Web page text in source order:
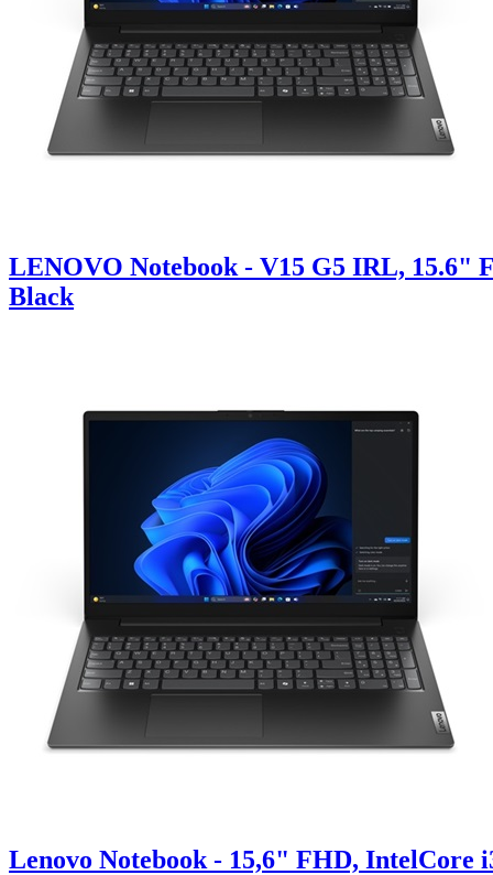
LENOVO Notebook - V15 G5 IRL, 15.6"
Black
Lenovo Notebook - 15,6" FHD, IntelCore